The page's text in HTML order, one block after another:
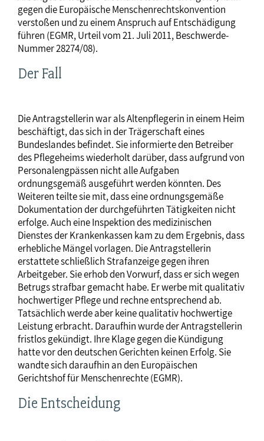
gegen die Europäische Menschenrechtskonvention
verstoßen und zu einem Anspruch auf Entschädigung
führen (EGMR, Urteil vom 21. Juli 2011, Beschwerde-
Nummer 28274/08).
Der Fall
Die Antragstellerin war als Altenpflegerin in einem Heim
beschäftigt, das sich in der Trägerschaft eines
Bundeslandes befindet. Sie informierte den Betreiber
des Pflegeheims wiederholt darüber, dass aufgrund von
Personalengpässen nicht alle Aufgaben
ordnungsgemäß ausgeführt werden könnten. Des
Weiteren teilte sie mit, dass eine ordnungsgemäße
Dokumentation der durchgeführten Tätigkeiten nicht
erfolge. Auch eine Inspektion des medizinischen
Dienstes der Krankenkassen kam zu dem Ergebnis, dass
erhebliche Mängel vorlagen. Die Antragstellerin
erstattete schließlich Strafanzeige gegen ihren
Arbeitgeber. Sie erhob den Vorwurf, dass er sich wegen
Betrugs strafbar gemacht habe. Er werbe mit qualitativ
hochwertiger Pflege und rechne entsprechend ab.
Tatsächlich werde aber keine qualitativ hochwertige
Leistung erbracht. Daraufhin wurde der Antragstellerin
fristlos gekündigt. Ihre Klage gegen die Kündigung
hatte vor den deutschen Gerichten keinen Erfolg. Sie
wandte sich daraufhin an den Europäischen
Gerichtshof für Menschenrechte (EGMR).
Die Entscheidung